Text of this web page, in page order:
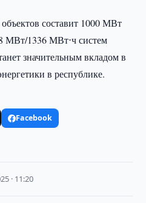
составит 1000 МВт
МВт/1336 МВт⋅ч систем
значительным вкладом в
в республике.
Facebook
· 11:20